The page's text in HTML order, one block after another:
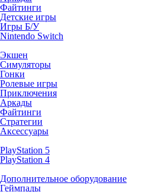
Файтинги
Детские игры
Игры Б/У
Nintendo Switch
Экшен
Симуляторы
Гонки
Ролевые игры
Приключения
Аркады
Файтинги
Стратегии
Аксессуары
PlayStation 5
PlayStation 4
Дополнительное оборудование
Геймпады